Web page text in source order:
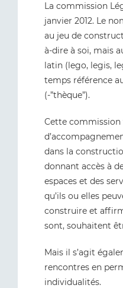
La commission
janvier 2012. Le
au jeu de
à-dire à soi, mais
latin (lego, legis,
temps référence
(-”thèque”).
Cette commission
dans la
donnant accès à
espaces et des
qu’ils ou elles
construire et
sont, souhaitent
Mais il s’agit
rencontres en
individualités.